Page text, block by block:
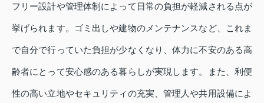
フリー設計や管理体制によって日常の負担が軽減される点が
挙げられます。ゴミ出しや建物のメンテナンスなど、これま
で自分で行っていた負担が少なくなり、体力に不安のある高
齢者にとって安心感のある暮らしが実現します。また、利便
性の高い立地やセキュリティの充実、管理人や共用設備によ